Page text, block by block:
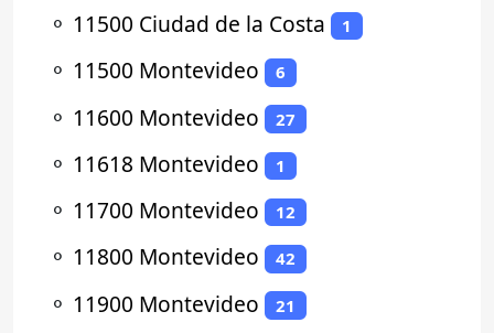
⚬ 11500 Ciudad de la Costa 1
⚬ 11500 Montevideo 6
⚬ 11600 Montevideo 27
⚬ 11618 Montevideo 1
⚬ 11700 Montevideo 12
⚬ 11800 Montevideo 42
⚬ 11900 Montevideo 21